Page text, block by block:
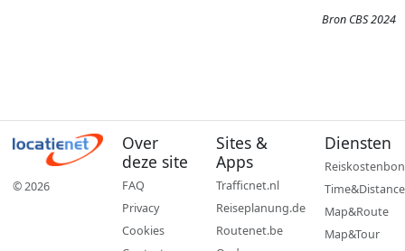
Bron CBS 2024
© 2026
Over
deze site
FAQ
Privacy
Cookies
Sites &
Apps
Trafficnet.nl
Reiseplanung.de
Routenet.be
Diensten
Reiskostenbon
Time&Distance
Map&Route
Map&Tour